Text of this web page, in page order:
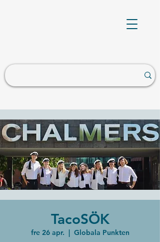
TacoSÖK
fre 26 apr.
  |
Globala Punkten